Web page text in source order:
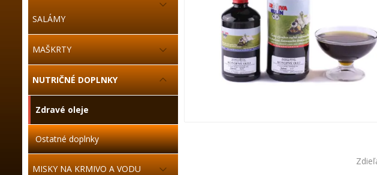
SALÁMY
MAŠKRTY
NUTRIČNÉ DOPLNKY
Zdravé oleje
Ostatné doplnky
MISKY NA KRMIVO A VODU